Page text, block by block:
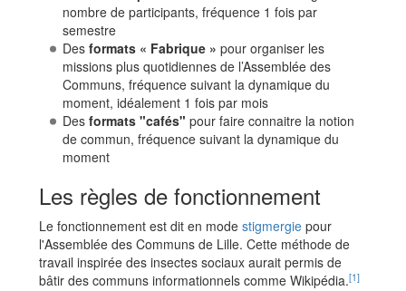
nombre de participants, fréquence 1 fois par
semestre
Des formats « Fabrique » pour organiser les
missions plus quotidiennes de l’Assemblée des
Communs, fréquence suivant la dynamique du
moment, idéalement 1 fois par mois
Des formats "cafés" pour faire connaitre la notion
de commun, fréquence suivant la dynamique du
moment
Les règles de fonctionnement
Le fonctionnement est dit en mode stigmergie pour
l'Assemblée des Communs de Lille. Cette méthode de
travail inspirée des insectes sociaux aurait permis de
bâtir des communs informationnels comme Wikipédia.[1]